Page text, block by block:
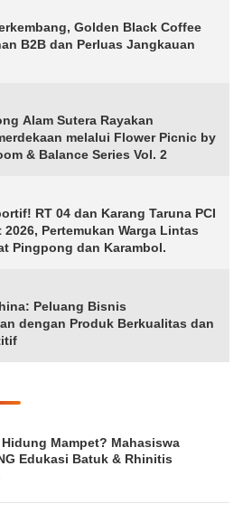
Golden Black Coffee
B2B dan Perluas Jangkauan
Alam Sutera Rayakan
melalui Flower Picnic by
& Balance Series Vol. 2
RT 04 dan Karang Taruna PCI
2026, Pertemukan Warga Lintas
Pingpong dan Karambol.
Peluang Bisnis
dengan Produk Berkualitas dan
Mampet? Mahasiswa
Edukasi Batuk & Rhinitis